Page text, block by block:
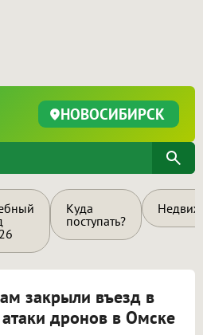
НОВОСИБИРСК
Куда
поступать?
закрыли въезд в
дронов в Омске